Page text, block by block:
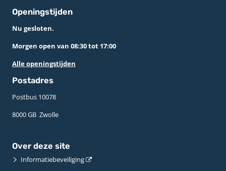
Openingstijden
Nu gesloten.
Morgen open van 08:30 tot 17:00
Alle openingstijden
Postadres
Postbus 10078 ­
8000 GB ­ Zwolle
Over deze site
Informatiebeveiliging